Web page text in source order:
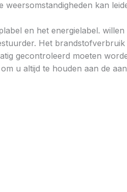
kan
en het energielabel.
Het
gecontroleerd moeten
u altijd te houden aan de